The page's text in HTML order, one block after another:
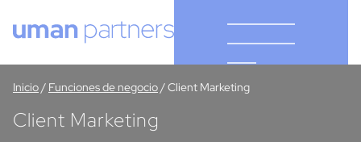
Inicio/ Funciones de negocio/Client Marketing
Client Marketing